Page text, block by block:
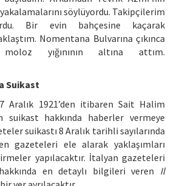
söylüyordu. Takipçilerim
Bir evin bahçesine kaçarak
Nomentana Bulvarına çıkınca
yığınının altına attım.
Suikast
Aralık 1921’den itibaren Sait Halim
suikast hakkında haberler vermeye
suikastı 8 Aralık tarihli sayılarında
gazeteleri ele alarak yaklaşımları
yapılacaktır. İtalyan gazeteleri
en detaylı bilgileri veren Il